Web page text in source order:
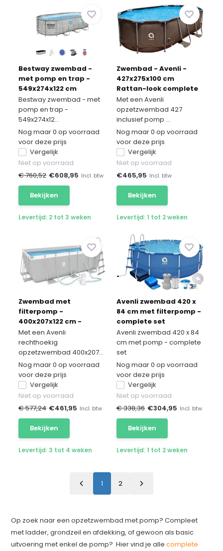
Bestway zwembad -
met pomp en trap -
549x274x122 cm
Bestway zwembad - met
pomp en trap -
549x274x12...
Nog maar 0 op voorraad
voor deze prijs
Vergelijk
Niet op voorraad
€ 760,52 €608,95 Incl. btw
Bekijken
Levertijd: 2 tot 3 weken
Zwembad - Avenli -
427x275x100 cm
Rattan-look complete
set
Met een Avenli
opzetzwembad 427
inclusief pomp ...
Nog maar 0 op voorraad
voor deze prijs
Vergelijk
Niet op voorraad
€465,95 Incl. btw
Bekijken
Levertijd: 1 tot 2 weken
Zwembad met
filterpomp -
400x207x122 cm -
compleet - Avenli
Met een Avenli
rechthoekig
opzetzwembad 400x207...
Nog maar 0 op voorraad
voor deze prijs
Vergelijk
Niet op voorraad
€ 577,24 €461,95 Incl. btw
Bekijken
Levertijd: 3 tot 4 weken
Avenli zwembad 420 x
84 cm met filterpomp -
complete set
Avenli zwembad 420 x 84
cm met pomp - complete
set
Nog maar 0 op voorraad
voor deze prijs
Vergelijk
Niet op voorraad
€ 338,36 €304,95 Incl. btw
Bekijken
Levertijd: 1 tot 2 weken
1 2
Op zoek naar een opzetzwembad met pomp? Compleet
met ladder, grondzeil en afdekking, of gewoon als basic
uitvoering met enkel de pomp? Hier vind je allecomplete